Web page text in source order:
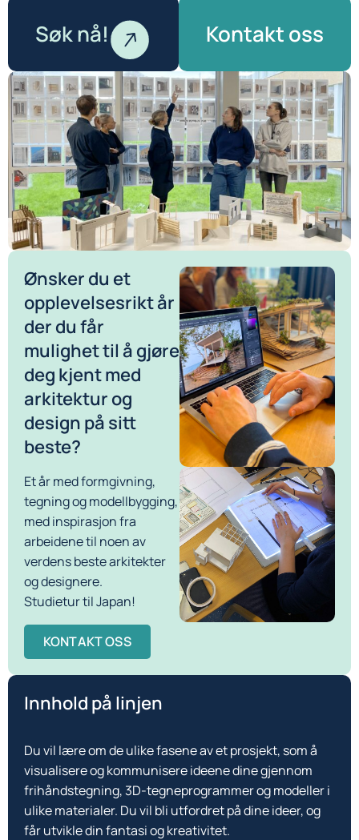
Søk nå! Kontakt oss
Ønsker du et
opplevelsesrikt år
der du får
mulighet til å gjøre
deg kjent med
arkitektur og
design på sitt
beste?
Et år med formgivning,
tegning og modellbygging,
med inspirasjon fra
arbeidene til noen av
verdens beste arkitekter
og designere.
Studietur til Japan!
KONTAKT OSS
Innhold på linjen
Du vil lære om de ulike fasene av et prosjekt, som å
visualisere og kommunisere ideene dine gjennom
frihåndstegning, 3D-tegneprogrammer og modeller i
ulike materialer. Du vil bli utfordret på dine ideer, og
får utvikle din fantasi og kreativitet.